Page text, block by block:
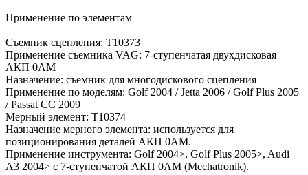
Применение по элементам
Съемник сцепления: T10373
Применение съемника VAG: 7-ступенчатая двухдисковая
АКП 0AM
Назначение: съемник для многодискового сцепления
Применение по моделям: Golf 2004 / Jetta 2006 / Golf Plus 2005
/ Passat CC 2009
Мерный элемент: T10374
Назначение мерного элемента: используется для
позиционирования деталей АКП 0AM.
Применение инструмента: Golf 2004>, Golf Plus 2005>, Audi
A3 2004> с 7-ступенчатой АКП 0AM (Mechatronik).